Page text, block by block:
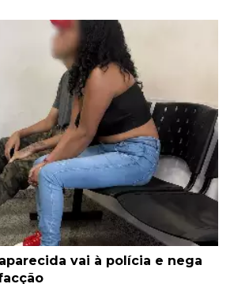
vai à polícia e nega